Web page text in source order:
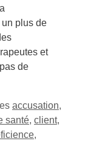
plus de
et
de
accusation,
santé, client,
,